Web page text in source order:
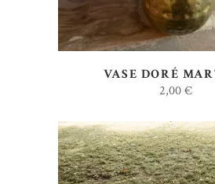
VASE DORÉ
2,00€